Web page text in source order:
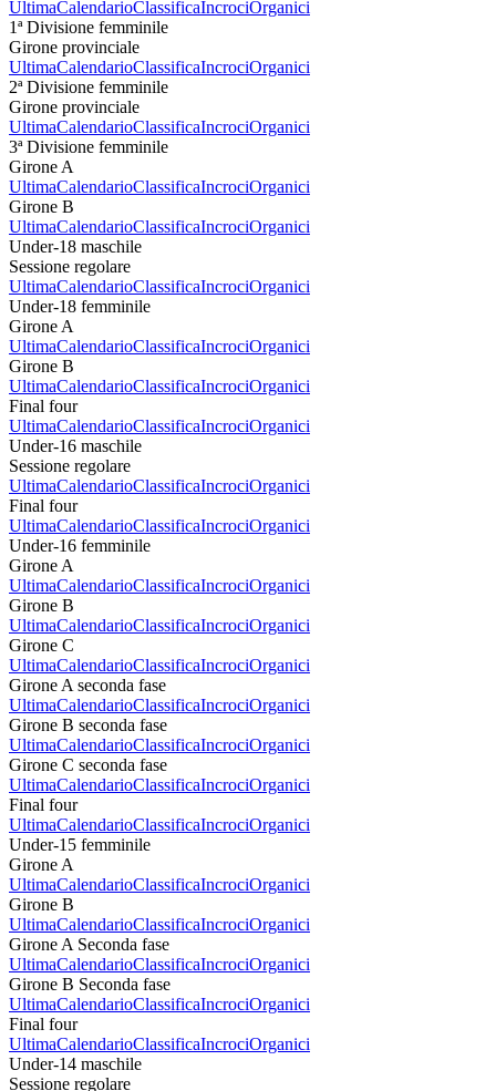
UltimaCalendarioClassificaIncrociOrganici
1ª Divisione femminile
Girone provinciale
UltimaCalendarioClassificaIncrociOrganici
2ª Divisione femminile
Girone provinciale
UltimaCalendarioClassificaIncrociOrganici
3ª Divisione femminile
Girone A
UltimaCalendarioClassificaIncrociOrganici
Girone B
UltimaCalendarioClassificaIncrociOrganici
Under-18 maschile
Sessione regolare
UltimaCalendarioClassificaIncrociOrganici
Under-18 femminile
Girone A
UltimaCalendarioClassificaIncrociOrganici
Girone B
UltimaCalendarioClassificaIncrociOrganici
Final four
UltimaCalendarioClassificaIncrociOrganici
Under-16 maschile
Sessione regolare
UltimaCalendarioClassificaIncrociOrganici
Final four
UltimaCalendarioClassificaIncrociOrganici
Under-16 femminile
Girone A
UltimaCalendarioClassificaIncrociOrganici
Girone B
UltimaCalendarioClassificaIncrociOrganici
Girone C
UltimaCalendarioClassificaIncrociOrganici
Girone A seconda fase
UltimaCalendarioClassificaIncrociOrganici
Girone B seconda fase
UltimaCalendarioClassificaIncrociOrganici
Girone C seconda fase
UltimaCalendarioClassificaIncrociOrganici
Final four
UltimaCalendarioClassificaIncrociOrganici
Under-15 femminile
Girone A
UltimaCalendarioClassificaIncrociOrganici
Girone B
UltimaCalendarioClassificaIncrociOrganici
Girone A Seconda fase
UltimaCalendarioClassificaIncrociOrganici
Girone B Seconda fase
UltimaCalendarioClassificaIncrociOrganici
Final four
UltimaCalendarioClassificaIncrociOrganici
Under-14 maschile
Sessione regolare